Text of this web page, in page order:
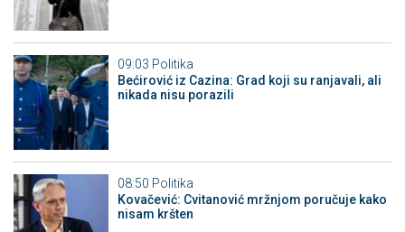
09:03 Politika
Bećirović iz Cazina: Grad koji su ranjavali, ali
nikada nisu porazili
08:50 Politika
Kovačević: Cvitanović mržnjom poručuje kako
nisam kršten